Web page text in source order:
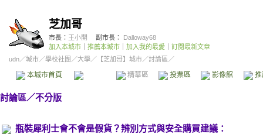
芝加哥
市長： 王小開 副市長：
Dalloway68
加入本城市
推薦本城市 加入我的最愛
訂閱最新文章
udn／城市／學校社團 ／大學／ 【芝加哥】城市／討論區／
本城市首頁 精華區 投票區 影像館
討論區／不分版
瓶裝犀利士會不會是假貨？辨別方式與安全購買建議：